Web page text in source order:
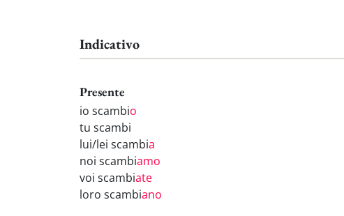
Indicativo
Presente
io scambio
tu scambi
lui/lei scambia
noi scambiamo
voi scambiate
loro scambiano